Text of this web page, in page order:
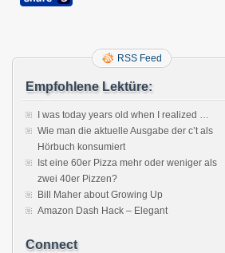
RSS Feed
Empfohlene Lektüre:
I was today years old when I realized …
Wie man die aktuelle Ausgabe der c’t als
Hörbuch konsumiert
Ist eine 60er Pizza mehr oder weniger als
zwei 40er Pizzen?
Bill Maher about Growing Up
Amazon Dash Hack – Elegant
Connect